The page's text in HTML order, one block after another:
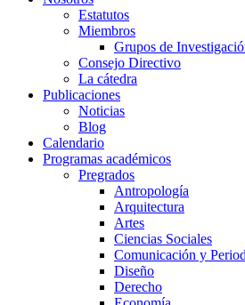
Estatutos
Miembros
Grupos de
Consejo Directivo
La cátedra
Publicaciones
Noticias
Blog
Calendario
Programas académicos
Pregrados
Antropología
Arquitectura
Artes
Ciencias Sociales
Comunicación y
Diseño
Derecho